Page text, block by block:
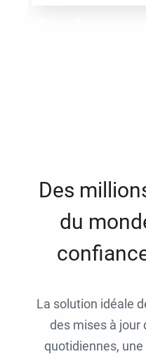
Des
du
La solution idéale
des mises à jour
quotidiennes,